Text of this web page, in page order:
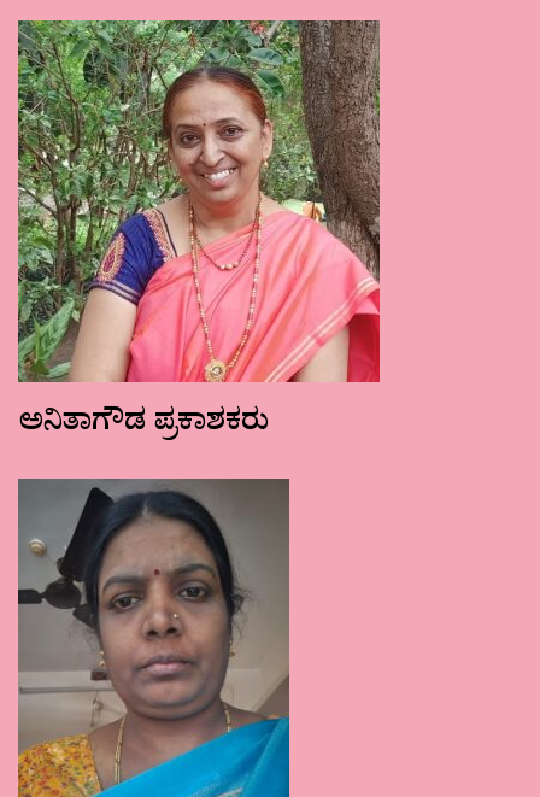
ಅನಿತಾಗೌಡ ಪ್ರಕಾಶಕರು